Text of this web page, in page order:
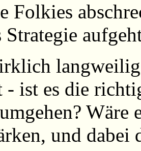
Folkies
Strategie
- ist es die
Wäre
und